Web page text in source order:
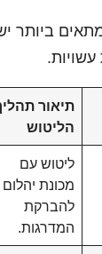
ביותר
תיאור
הליטוש
ליטוש עם
מכונת יהלום
להברקת
המדרגות.